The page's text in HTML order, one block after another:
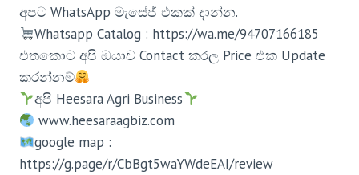
අපට WhatsApp මැසේජ් එකක් දාන්න.
Whatsapp Catalog : https://wa.me/94707166185
එතකොට අපි ඔයාව Contact කරල Price එක Update
කරන්නම්
අපි Heesara Agri Business
www.heesaraagbiz.com
google map :
https://g.page/r/CbBgt5waYWdeEAI/review